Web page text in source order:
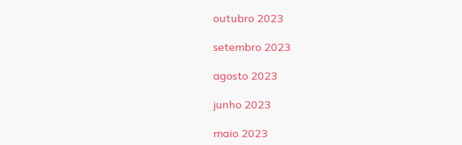
outubro 2023
setembro 2023
agosto 2023
junho 2023
maio 2023